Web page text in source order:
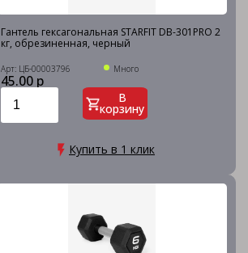
Гантель гексагональная STARFIT DB-301PRO 2
кг, обрезиненная, черный
Арт: ЦБ-00003796 Много
45.00 р
В
корзину
Купить в 1 клик